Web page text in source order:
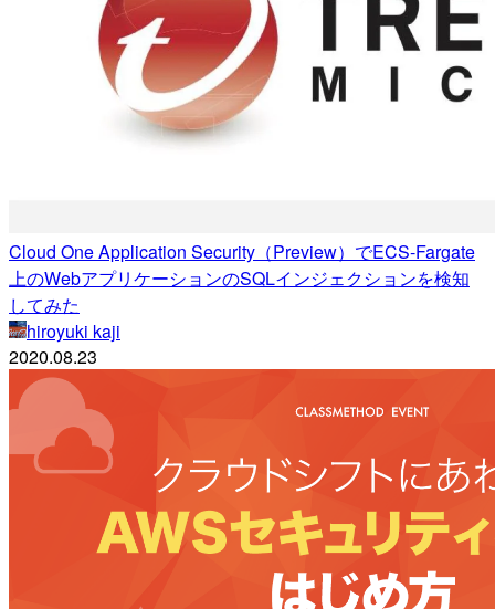
Cloud One Application Security（Preview）でECS-Fargate
上のWebアプリケーションのSQLインジェクションを検知
してみた
hiroyuki kaji
2020.08.23